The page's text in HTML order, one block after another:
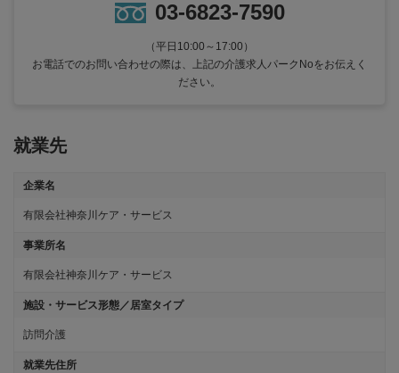
03-6823-7590
（平日10:00～17:00）
お電話でのお問い合わせの際は、上記の介護求人パークNoをお伝えく
ださい。
就業先
企業名
有限会社神奈川ケア・サービス
事業所名
有限会社神奈川ケア・サービス
施設・サービス形態／居室タイプ
訪問介護
就業先住所